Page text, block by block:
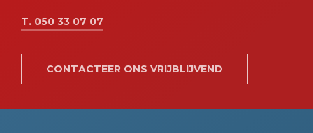
T. 050 33 07 07
CONTACTEER ONS VRIJBLIJVEND